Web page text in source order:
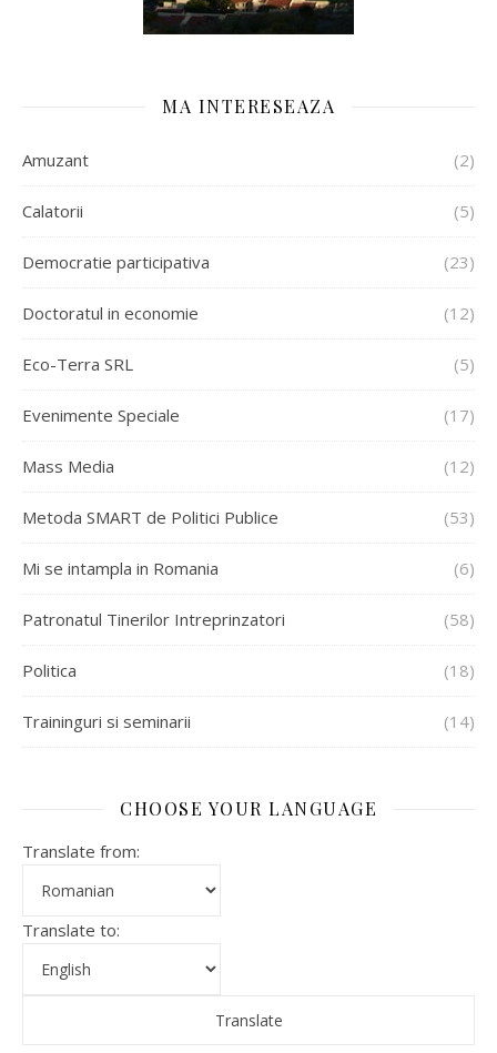
MA INTERESEAZA
Amuzant (2)
Calatorii (5)
Democratie participativa (23)
Doctoratul in economie (12)
Eco-Terra SRL (5)
Evenimente Speciale (17)
Mass Media (12)
Metoda SMART de Politici Publice (53)
Mi se intampla in Romania (6)
Patronatul Tinerilor Intreprinzatori (58)
Politica (18)
Traininguri si seminarii (14)
CHOOSE YOUR LANGUAGE
Translate from:
Translate to: